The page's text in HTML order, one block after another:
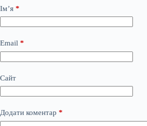
Ім’я *
Email *
Сайт
Додати коментар *